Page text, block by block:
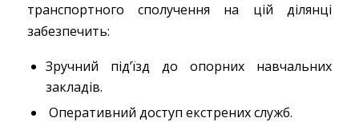
транспортного сполучення на цій ділянці
забезпечить:
Зручний під’їзд до опорних навчальних
закладів.
Оперативний доступ екстрених служб.